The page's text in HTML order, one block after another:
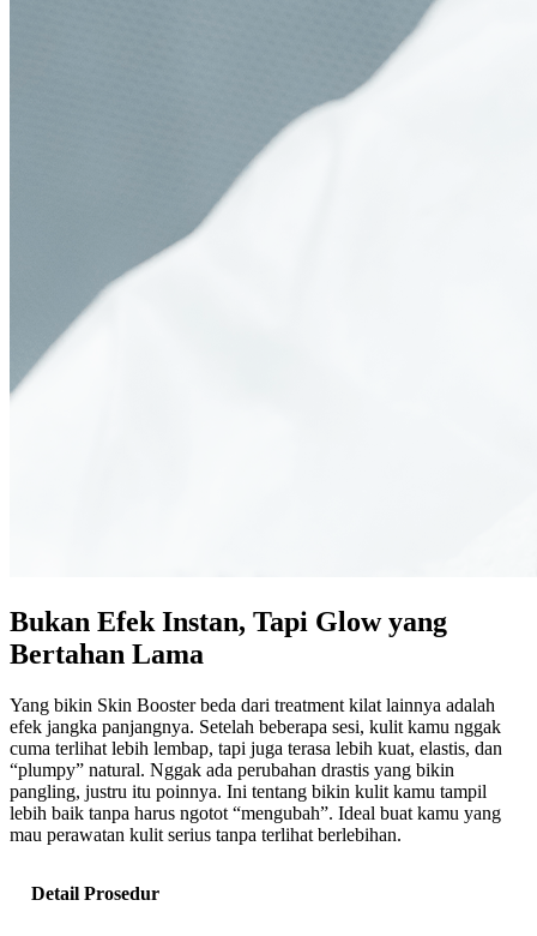
Bukan Efek Instan, Tapi Glow yang
Bertahan Lama
Yang bikin Skin Booster beda dari treatment kilat lainnya adalah
efek jangka panjangnya. Setelah beberapa sesi, kulit kamu nggak
cuma terlihat lebih lembap, tapi juga terasa lebih kuat, elastis, dan
“plumpy” natural. Nggak ada perubahan drastis yang bikin
pangling, justru itu poinnya. Ini tentang bikin kulit kamu tampil
lebih baik tanpa harus ngotot “mengubah”. Ideal buat kamu yang
mau perawatan kulit serius tanpa terlihat berlebihan.
Detail Prosedur